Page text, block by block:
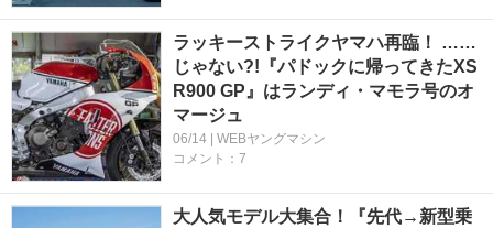
ラッキーストライクヤマハ再臨！ ……
じゃない?!『パドックに帰ってきたXS
R900 GP』はランディ・マモラ号のオ
マージュ
06/14 | WEBヤングマシン
コメント：7
大人気モデル大集合！『先代→新型乗